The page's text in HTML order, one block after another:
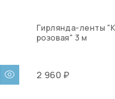
Гирлянда-ленты
розовая" 3 м
2 960 ₽